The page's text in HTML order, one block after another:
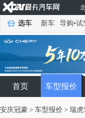
选车 新车 导购•试
首页 车型报价
安庆冠豪 > 车型报价 > 瑞虎